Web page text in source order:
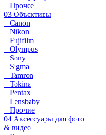
Прочее
03 Объективы
Canon
Nikon
Fujifilm
Olympus
Sony
Sigma
Tamron
Tokina
Pentax
Lensbaby
Прочие
04 Аксессуары для фото
& видео